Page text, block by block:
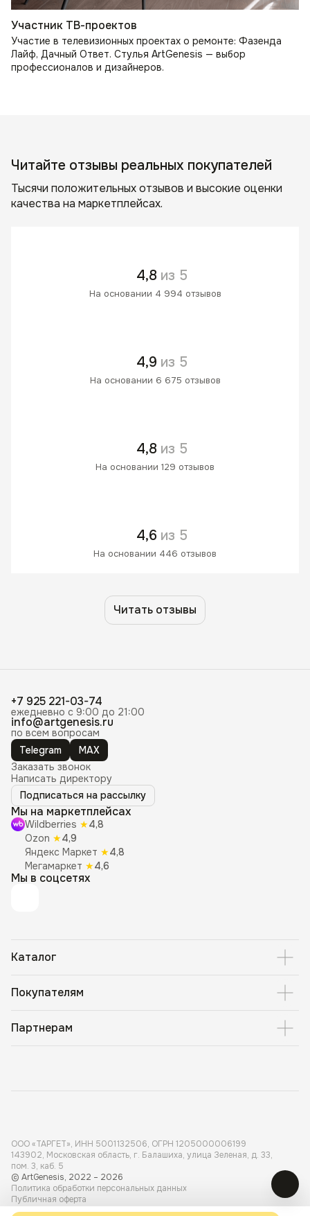
Участник ТВ-проектов
Участие в телевизионных проектах о ремонте: Фазенда
Лайф, Дачный Ответ. Стулья ArtGenesis — выбор
профессионалов и дизайнеров.
Читайте отзывы реальных покупателей
Тысячи положительных отзывов и высокие оценки
качества на маркетплейсах.
4,8 из 5
На основании 4 994 отзывов
4,9 из 5
На основании 6 675 отзывов
4,8 из 5
На основании 129 отзывов
4,6 из 5
На основании 446 отзывов
Читать отзывы
+7 925 221-03-74
ежедневно с 9:00 до 21:00
info@artgenesis.ru
по всем вопросам
Telegram
MAX
Заказать звонок
Написать директору
Подписаться на рассылку
Мы на маркетплейсах
Wildberries ★4,8
Ozon ★4,9
Яндекс Маркет ★4,8
Мегамаркет ★4,6
Мы в соцсетях
Каталог
Покупателям
Партнерам
ООО «ТАРГЕТ», ИНН 5001 132506, ОГРН 1205000006199
143902, Московская область, г. Балашиха, улица Зеленая, д. 33,
пом. 3, каб. 5
© ArtGenesis, 2022 – 2026
Политика обработки персональных данных
Публичная оферта
Карта сайта